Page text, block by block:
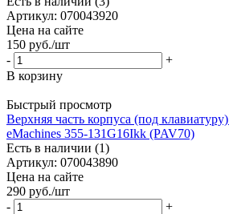
Артикул: 070043920
Цена на сайте
150 руб./шт
-
+
В корзину
Быстрый просмотр
Верхняя часть корпуса (под
eMachines 355-131G16Ikk (PAV70)
Есть в наличии (1)
Артикул: 070043890
Цена на сайте
290 руб./шт
-
+